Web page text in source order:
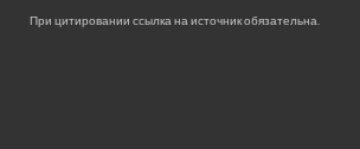
При цитировании ссылка на источник обязательна.